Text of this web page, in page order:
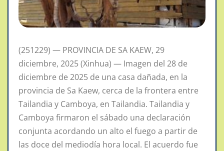
(251229) — PROVINCIA DE SA KAEW, 29
diciembre, 2025 (Xinhua) — Imagen del 28 de
diciembre de 2025 de una casa dañada, en la
provincia de Sa Kaew, cerca de la frontera entre
Tailandia y Camboya, en Tailandia. Tailandia y
Camboya firmaron el sábado una declaración
conjunta acordando un alto el fuego a partir de
las doce del mediodía hora local. El acuerdo fue